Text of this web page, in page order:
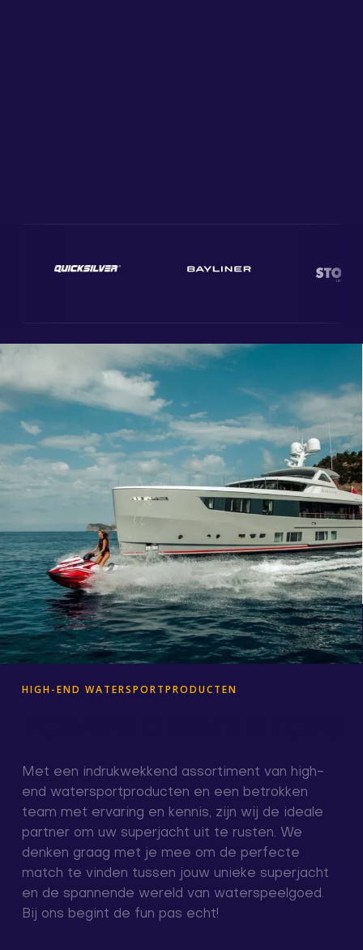
HIGH-END WATERSPORTPRODUCTEN
Met een indrukwekkend assortiment van high-
end watersportproducten en een betrokken
team met ervaring en kennis, zijn wij de ideale
partner om uw superjacht uit te rusten. We
denken graag met je mee om de perfecte
match te vinden tussen jouw unieke superjacht
en de spannende wereld van waterspeelgoed.
Bij ons begint de fun pas echt!